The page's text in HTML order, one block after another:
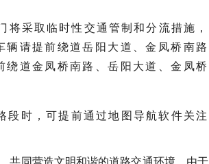
采取临时性交通管制和分流措施，
请提前绕道岳阳大道、金凤桥南路
道金凤桥南路、岳阳大道、金凤桥
段时，可提前通过地图导航软件关注
共同营造文明和谐的道路交通环境。由于